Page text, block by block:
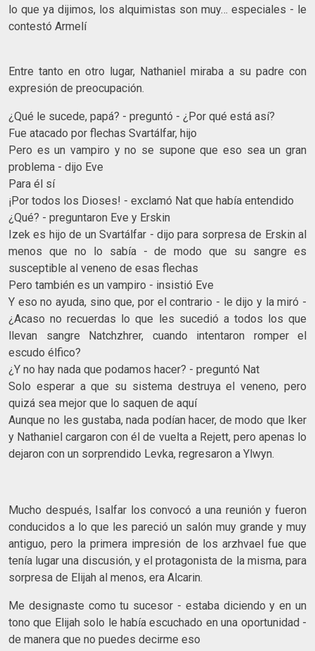
lo que ya dijimos, los alquimistas son muy… especiales - le
contestó Armelí
Entre tanto en otro lugar, Nathaniel miraba a su padre con
expresión de preocupación.
¿Qué le sucede, papá? - preguntó - ¿Por qué está así?
Fue atacado por flechas Svartálfar, hijo
Pero es un vampiro y no se supone que eso sea un gran
problema - dijo Eve
Para él sí
¡Por todos los Dioses! - exclamó Nat que había entendido
¿Qué? - preguntaron Eve y Erskin
Izek es hijo de un Svartálfar - dijo para sorpresa de Erskin al
menos que no lo sabía - de modo que su sangre es
susceptible al veneno de esas flechas
Pero también es un vampiro - insistió Eve
Y eso no ayuda, sino que, por el contrario - le dijo y la miró -
¿Acaso no recuerdas lo que les sucedió a todos los que
llevan sangre Natchzhrer, cuando intentaron romper el
escudo élfico?
¿Y no hay nada que podamos hacer? - preguntó Nat
Solo esperar a que su sistema destruya el veneno, pero
quizá sea mejor que lo saquen de aquí
Aunque no les gustaba, nada podían hacer, de modo que Iker
y Nathaniel cargaron con él de vuelta a Rejett, pero apenas lo
dejaron con un sorprendido Levka, regresaron a Ylwyn.
Mucho después, Isalfar los convocó a una reunión y fueron
conducidos a lo que les pareció un salón muy grande y muy
antiguo, pero la primera impresión de los arzhvael fue que
tenía lugar una discusión, y el protagonista de la misma, para
sorpresa de Elijah al menos, era Alcarin.
Me designaste como tu sucesor - estaba diciendo y en un
tono que Elijah solo le había escuchado en una oportunidad -
de manera que no puedes decirme eso